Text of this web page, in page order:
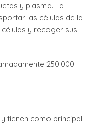
y plasma. La
las células de la
y recoger sus
250.000
tienen como principal